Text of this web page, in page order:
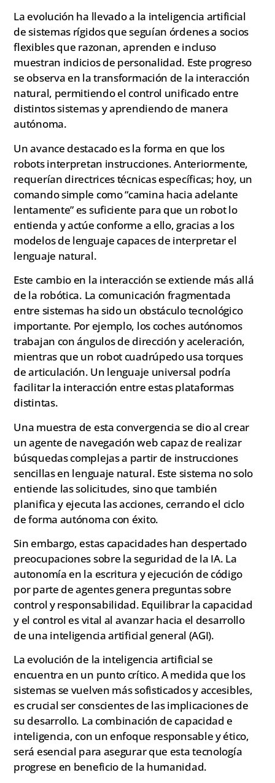
La evolución ha llevado a la inteligencia artificial
de sistemas rígidos que seguían órdenes a socios
flexibles que razonan, aprenden e incluso
muestran indicios de personalidad. Este progreso
se observa en la transformación de la interacción
natural, permitiendo el control unificado entre
distintos sistemas y aprendiendo de manera
autónoma.
Un avance destacado es la forma en que los
robots interpretan instrucciones. Anteriormente,
requerían directrices técnicas específicas; hoy, un
comando simple como “camina hacia adelante
lentamente” es suficiente para que un robot lo
entienda y actúe conforme a ello, gracias a los
modelos de lenguaje capaces de interpretar el
lenguaje natural.
Este cambio en la interacción se extiende más allá
de la robótica. La comunicación fragmentada
entre sistemas ha sido un obstáculo tecnológico
importante. Por ejemplo, los coches autónomos
trabajan con ángulos de dirección y aceleración,
mientras que un robot cuadrúpedo usa torques
de articulación. Un lenguaje universal podría
facilitar la interacción entre estas plataformas
distintas.
Una muestra de esta convergencia se dio al crear
un agente de navegación web capaz de realizar
búsquedas complejas a partir de instrucciones
sencillas en lenguaje natural. Este sistema no solo
entiende las solicitudes, sino que también
planifica y ejecuta las acciones, cerrando el ciclo
de forma autónoma con éxito.
Sin embargo, estas capacidades han despertado
preocupaciones sobre la seguridad de la IA. La
autonomía en la escritura y ejecución de código
por parte de agentes genera preguntas sobre
control y responsabilidad. Equilibrar la capacidad
y el control es vital al avanzar hacia el desarrollo
de una inteligencia artificial general (AGI).
La evolución de la inteligencia artificial se
encuentra en un punto crítico. A medida que los
sistemas se vuelven más sofisticados y accesibles,
es crucial ser conscientes de las implicaciones de
su desarrollo. La combinación de capacidad e
inteligencia, con un enfoque responsable y ético,
será esencial para asegurar que esta tecnología
progrese en beneficio de la humanidad.